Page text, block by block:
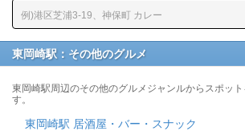
東岡崎駅：その他のグルメ
東岡崎駅周辺のその他のグルメジャンルからスポッ
す。
東岡崎駅 居酒屋・バー・スナック